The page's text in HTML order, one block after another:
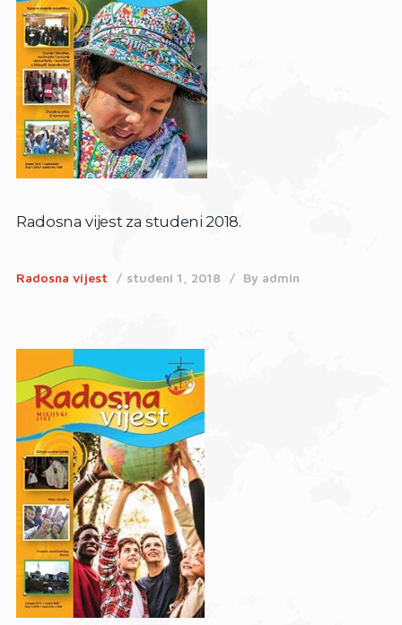
Radosna vijest za studeni 2018.
Radosna vijest studeni 1, 2018 By admin